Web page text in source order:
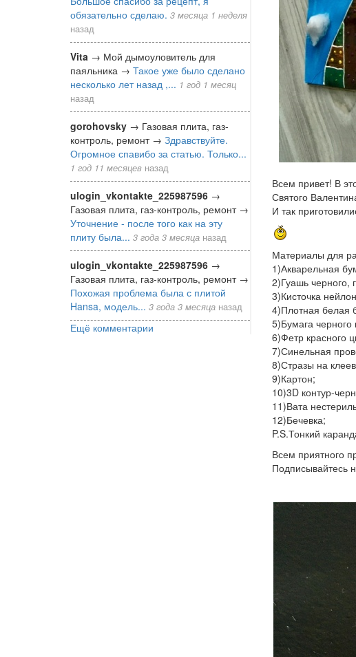
обязательно сделаю. 3 месяца 1 неделя
назад
Vita → Мой дымоуловитель для
паяльника → Такое уже было сделано
несколько лет назад ,... 1 год 1 месяц
назад
gorohovsky → Газовая плита, газ-
контроль, ремонт → Здравствуйте.
Огромное спавибо за статью. Только...
1 год 11 месяцев назад
ulogin_vkontakte_225987596 →
Газовая плита, газ-контроль, ремонт →
Уточнение - после того как на эту
плиту была... 3 года 3 месяца назад
ulogin_vkontakte_225987596 →
Газовая плита, газ-контроль, ремонт →
Похожая проблема была с плитой
Hansa, модель... 3 года 3 месяца назад
Ещё комментарии
Всем привет! В
Святого
И так
Материалы для
1)Акварельная
2)Гуашь черного,
3)Кисточка
4)Плотная белая
5)Бумага черного
6)Фетр красного
7)Синельная
8)Стразы на
9)Картон;
10)3D контур-
11)Вата
12)Бечевка;
P.S.Тонкий
Всем приятного
Подписывайтесь